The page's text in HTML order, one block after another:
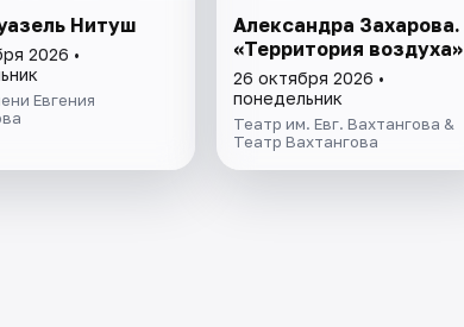
Нитуш
2026 •
Евгения
Александра Захарова.
«Территория воздуха»
26 октября 2026 •
понедельник
Театр им. Евг. Вахтангова &
Театр Вахтангова